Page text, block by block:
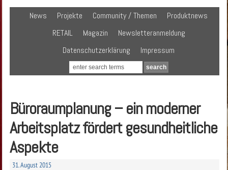
News Projekte Community / Themen
Produktnews
RETAIL
Magazin
Newsletteranmeldung
Datenschutzerklärung
Impressum
Büroraumplanung – ein moderner
Arbeitsplatz fördert gesundheitliche
Aspekte
31. August 2015